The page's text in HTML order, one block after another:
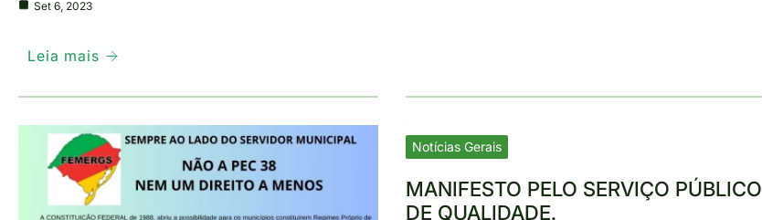
Set 6, 2023
Leia mais
Notícias Gerais
MANIFESTO PELO SERVIÇO PÚBLICO
DE QUALIDADE.